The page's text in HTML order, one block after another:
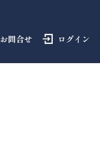
お問合せ ログイン